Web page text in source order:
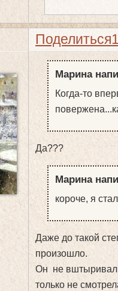
Поделиться
Марина
Когда-то
Да???
Марина
короче, я
Даже до такой
произошло.
Он не вштыривал
только не